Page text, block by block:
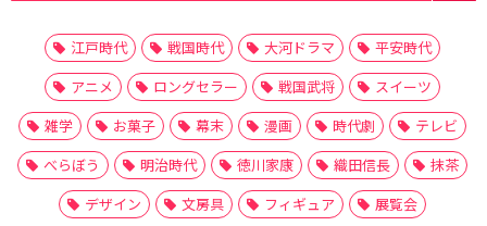
江戸時代 戦国時代 大河ドラマ
平安時代
アニメ
ロングセラー 戦国武将
スイーツ
雑学
お菓子 幕末 漫画 時代劇
テレビ
べらぼう
明治時代 徳川家康 織田信長
抹茶
デザイン
文房具 フィギュア
展覧会